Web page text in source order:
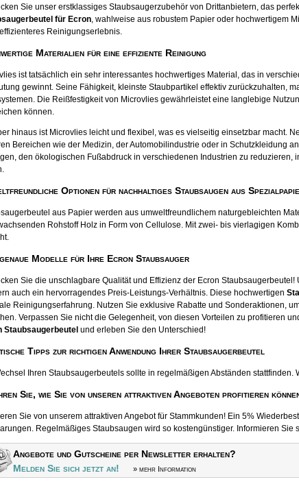
Sie unser erstklassiges Staubsaugerzubehör von Drittanbietern, das
für Ecron, wahlweise aus robustem Papier oder hochwertigem
Reinigungserlebnis.
Materialien für eine effiziente Reinigung
ist tatsächlich ein sehr interessantes hochwertiges Material, das in
gewinnt. Seine Fähigkeit, kleinste Staubpartikel effektiv zurückzuhalten,
Die Reißfestigkeit von Microvlies gewährleistet eine langlebige
können.
hinaus ist Microvlies leicht und flexibel, was es vielseitig einsetzbar macht.
Bereichen wie der Medizin, der Automobilindustrie oder in Schutzkleidung
den ökologischen Fußabdruck in verschiedenen Industrien zu
Optionen für nachhaltiges Staubsaugen aus
aus Papier werden aus umweltfreundlichem naturgebleichten
Rohstoff Holz in Form von Cellulose. Mit zwei- bis vierlagigen
Modelle für Ihre Ecron Staubsauger
Sie die unschlagbare Qualität und Effizienz der Ecron Staubsaugerbeutel!
auch ein hervorragendes Preis-Leistungs-Verhältnis. Diese hochwertigen
Reinigungserfahrung. Nutzen Sie exklusive Rabatte und Sonderaktionen,
Verpassen Sie nicht die Gelegenheit, von diesen Vorteilen zu profitieren
Staubsaugerbeutel und erleben Sie den Unterschied!
Tipps zur richtigen Anwendung Ihrer Staubsaugerbeutel
Ihren Staubsaugerbeutels sollte in regelmäßigen Abständen
Sie, wie Sie von unseren attraktiven Angeboten profitieren
Sie von unserem attraktiven Angebot für Stammkunden! Ein 5%
Regelmäßiges Staubsaugen wird so kostengünstiger. Informieren
Angebote und Gutscheine per Newsletter erhalten?
Melden Sie sich jetzt an!
» mehr Information